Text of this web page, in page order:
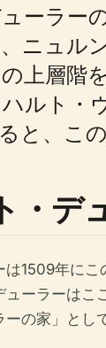
ーラー
ニュル
上層階
ルト・
と、こ
・デ
1509年に
ューラーは
の家」とし